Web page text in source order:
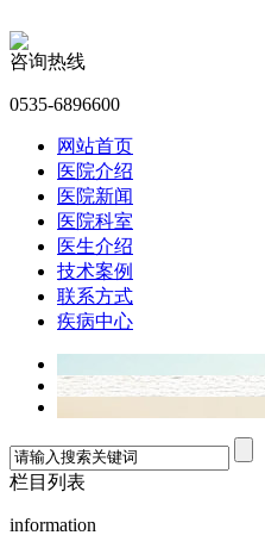
咨询热线
0535-6896600
网站首页
医院介绍
医院新闻
医院科室
医生介绍
技术案例
联系方式
疾病中心
栏目列表
information